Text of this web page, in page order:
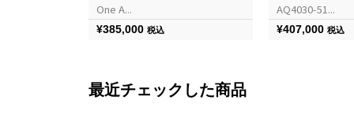
One A...
¥385,000 税込
AQ4030-51...
¥407,000 税込
最近チェックした商品